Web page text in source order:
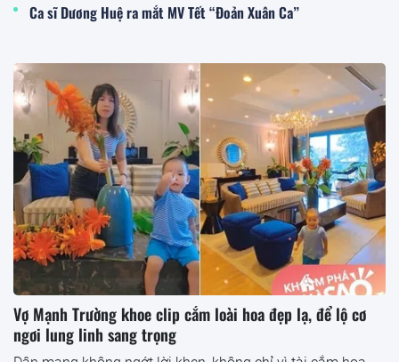
Ca sĩ Dương Huệ ra mắt MV Tết “Đoản Xuân Ca”
Vợ Mạnh Trường khoe clip cắm loài hoa đẹp lạ, để lộ cơ
ngơi lung linh sang trọng